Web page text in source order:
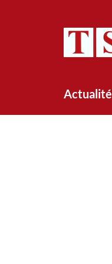
Actualité